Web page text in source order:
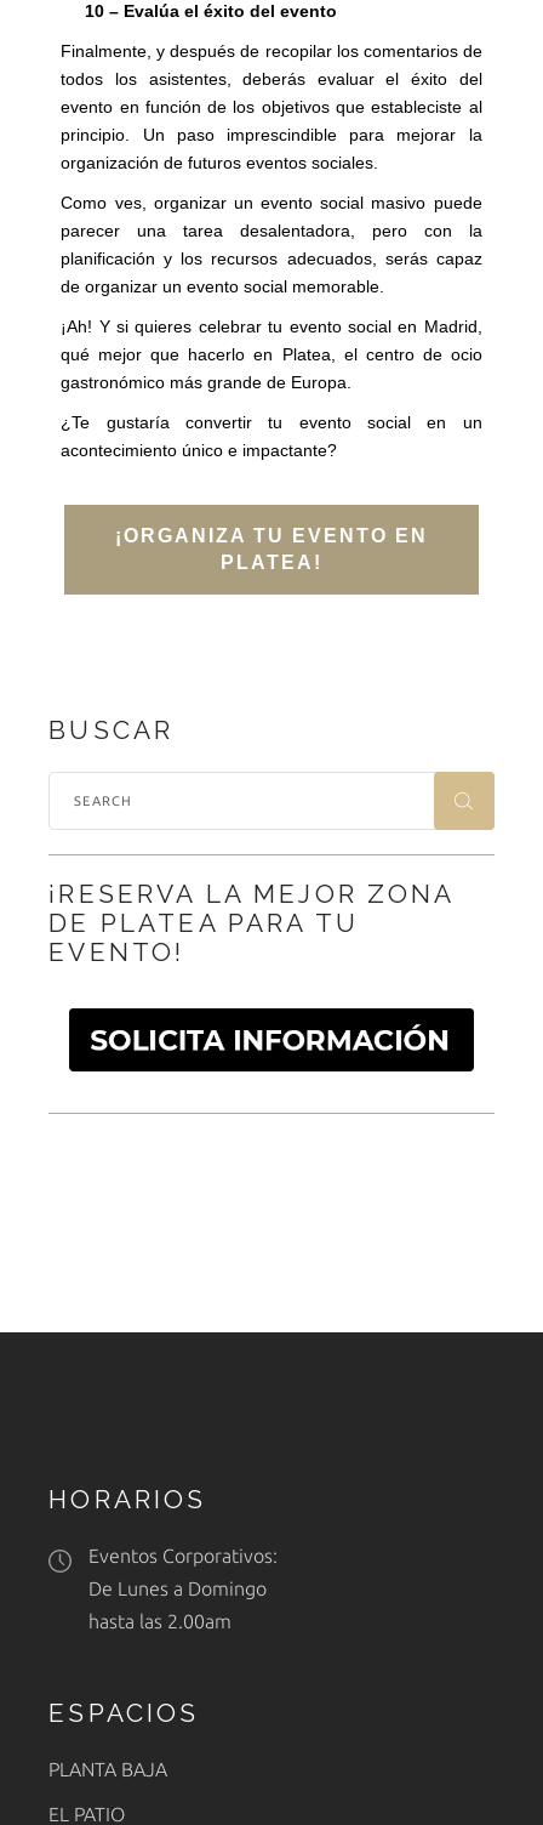
10 – Evalúa el éxito del evento
Finalmente, y después de recopilar los comentarios de
todos los asistentes, deberás evaluar el éxito del
evento en función de los objetivos que estableciste al
principio. Un paso imprescindible para mejorar la
organización de futuros eventos sociales.
Como ves, organizar un evento social masivo puede
parecer una tarea desalentadora, pero con la
planificación y los recursos adecuados, serás capaz
de organizar un evento social memorable.
¡Ah! Y si quieres celebrar tu evento social en Madrid,
qué mejor que hacerlo en Platea, el centro de ocio
gastronómico más grande de Europa.
¿Te gustaría convertir tu evento social en un
acontecimiento único e impactante?
¡ORGANIZA TU EVENTO EN
PLATEA!
BUSCAR
¡RESERVA LA MEJOR ZONA
DE PLATEA PARA TU
EVENTO!
HORARIOS
Eventos Corporativos:
De Lunes a Domingo
hasta las 2.00am
ESPACIOS
PLANTA BAJA
EL PATIO